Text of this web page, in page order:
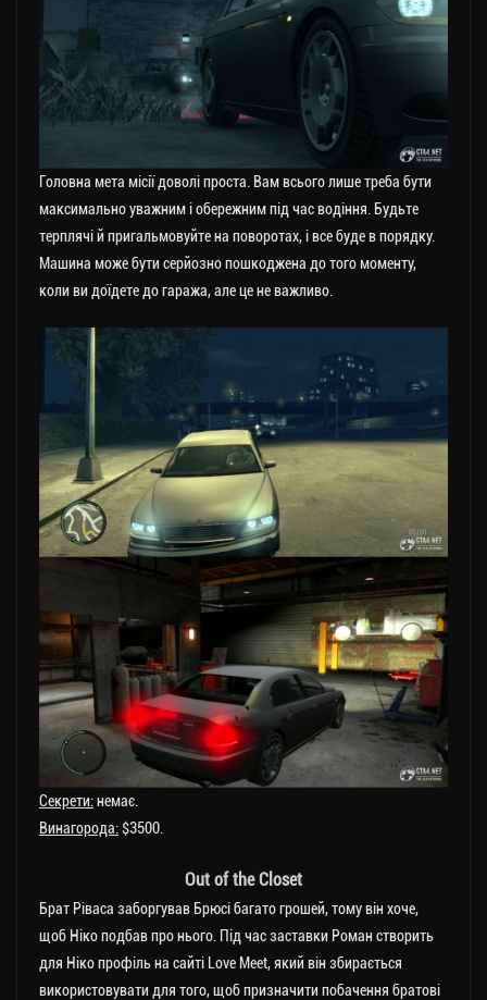
Головна мета місії доволі проста. Вам всього лише треба бути
максимально уважним і обережним під час водіння. Будьте
терплячі й пригальмовуйте на поворотах, і все буде в порядку.
Машина може бути серйозно пошкоджена до того моменту,
коли ви доїдете до гаража, але це не важливо.
Секрети:немає.
Винагорода:$3500.
Out of the Closet
Брат Ріваса заборгував Брюсі багато грошей, тому він хоче,
щоб Ніко подбав про нього. Під час заставки Роман створить
для Ніко профіль на сайті Love Meet, який він збирається
використовувати для того, щоб призначити побачення братові